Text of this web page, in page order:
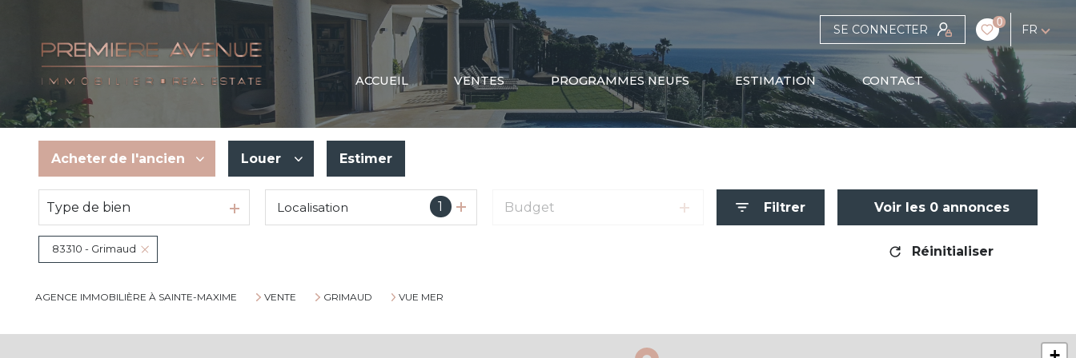
SE CONNECTER
0
FR
ACCUEIL VENTES PROGRAMMES NEUFS ESTIMATION CONTACT
Acheter de l'ancien
De l'ancien
Louer
En saisonnier
Estimer
Type de bien 1
Localisation Budget Filtrer Voir les 0annonces
83310 - Grimaud Réinitialiser
AGENCE IMMOBILIÈRE À SAINTE-MAXIME VENTE GRIMAUD VUE MER